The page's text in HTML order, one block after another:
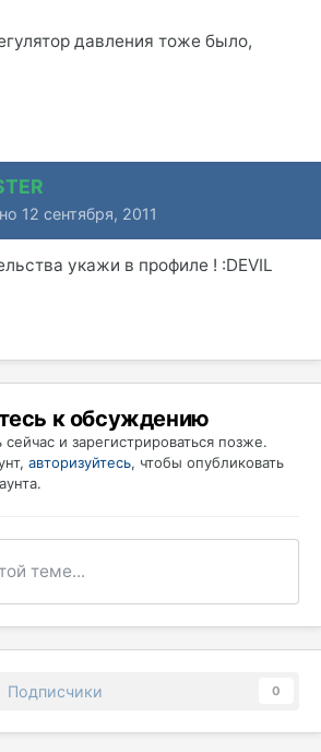
давления тоже было,
12 сентября, 2011
укажи в профиле ! :DEVIL
к обсуждению
и зарегистрироваться позже.
авторизуйтесь, чтобы опубликовать
теме...
Подписчики 0